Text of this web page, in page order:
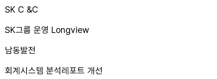
SK C &C
SK그룹 운영 Longview
남동발전
회계시스템 분석레포트 개선